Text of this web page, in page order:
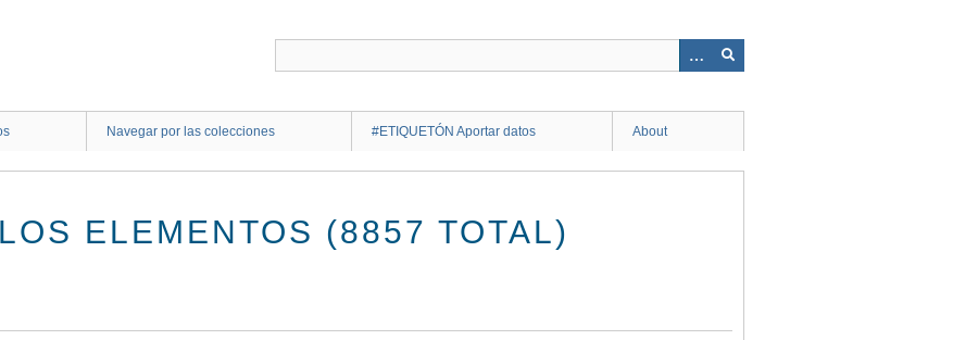
Navegar por las colecciones #ETIQUETÓN Aportar datos About
ELEMENTOS (8857 TOTAL)